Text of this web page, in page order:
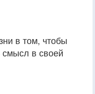
в том, чтобы
смысл в своей